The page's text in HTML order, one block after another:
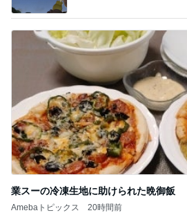
業スーの冷凍生地に助けられた晩御飯
Amebaトピックス 20時間前